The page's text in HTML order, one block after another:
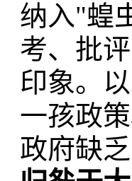
纳入"蝗
考、批
印象。
一孩政
政府缺